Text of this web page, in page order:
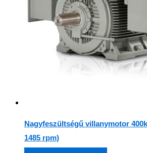
Nagyfeszültségű villanymotor
1485 rpm)